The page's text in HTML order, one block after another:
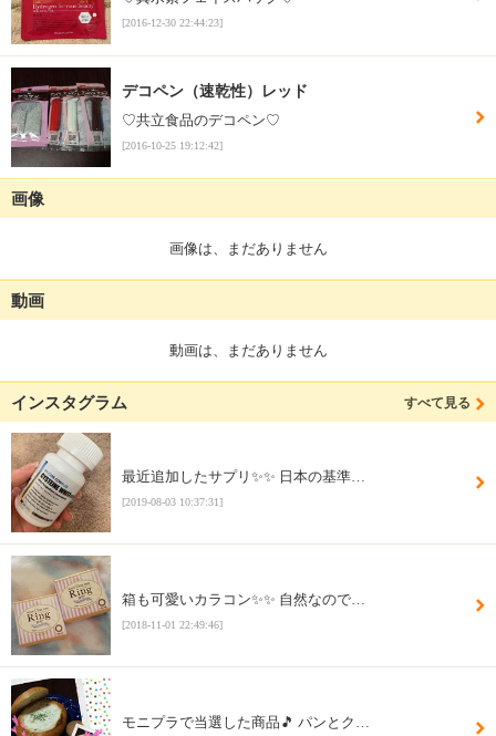
[2016-12-30 22:44:23]
デコペン（速乾性）レッド
♡共立食品のデコペン♡
[2016-10-25 19:12:42]
画像
画像は、まだありません
動画
動画は、まだありません
インスタグラム すべて見る
最近追加したサプリ✨✨ 日本の基準…
[2019-08-03 10:37:31]
箱も可愛いカラコン✨✨ 自然なので…
[2018-11-01 22:49:46]
モニプラで当選した商品🎵 パンとク…